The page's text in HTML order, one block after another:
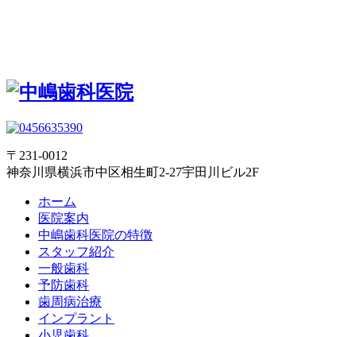
〒231-0012
神奈川県横浜市中区相生町2-27宇田川ビル2F
ホーム
医院案内
中嶋歯科医院の特徴
スタッフ紹介
一般歯科
予防歯科
歯周病治療
インプラント